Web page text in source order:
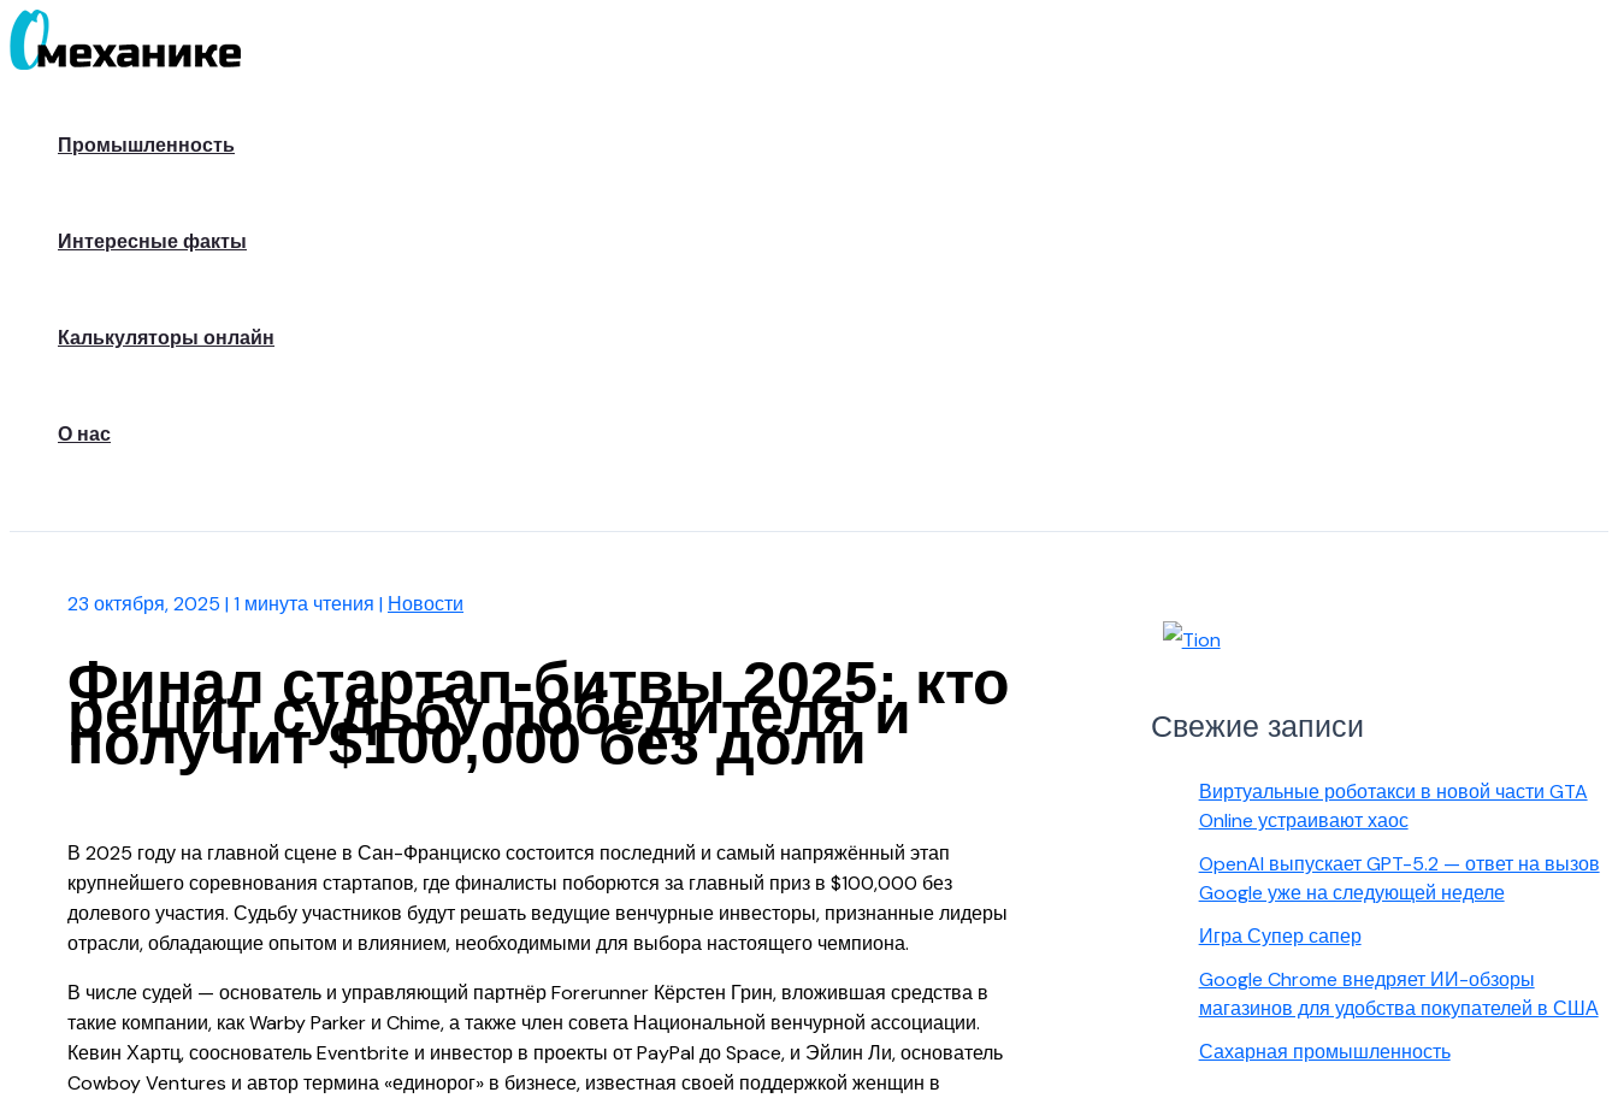
Перейти
к
Промышленность
Интересные факты
Калькуляторы онлайн
О нас
23 октября, 2025 |1 минута чтения | Новости
Финал стартап-битвы 2025: кто
решит судьбу победителя и
получит $100,000 без доли
В 2025 году на главной сцене в Сан-Франциско состоится последний и самый напряжённый этап
крупнейшего соревнования стартапов, где финалисты поборются за главный приз в $100,000 без
долевого участия. Судьбу участников будут решать ведущие венчурные инвесторы, признанные лидеры
отрасли, обладающие опытом и влиянием, необходимыми для выбора настоящего чемпиона.
В числе судей — основатель и управляющий партнёр Forerunner Кёрстен Грин, вложившая средства в
такие компании, как Warby Parker и Chime, а также член совета Национальной венчурной ассоциации.
Кевин Хартц, сооснователь Eventbrite и инвестор в проекты от PayPal до Space, и Эйлин Ли, основатель
Cowboy Ventures и автор термина «единорог» в бизнесе, известная своей поддержкой женщин в
Свежие записи
Виртуальные роботакси в новой части GTA
Online устраивают хаос
OpenAI выпускает GPT-5.2 — ответ на вызов
Google уже на следующей неделе
Игра Супер сапер
Google Chrome внедряет ИИ-обзоры
магазинов для удобства покупателей в США
Сахарная промышленность